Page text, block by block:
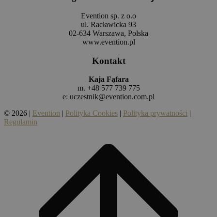
Evention sp. z o.o
ul. Racławicka 93
02-634 Warszawa, Polska
www.evention.pl
Kontakt
Kaja Fąfara
m. +48 577 739 775
e: uczestnik@evention.com.pl
© 2026 | Evention | Polityka Cookies | Polityka prywatności |
Regulamin